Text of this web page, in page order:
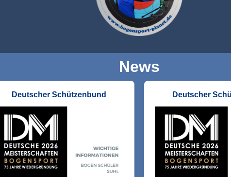
News
Deutscher Schützenbund Deutscher